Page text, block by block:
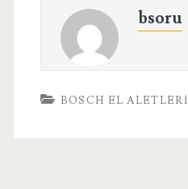
bsoru
BOSCH EL ALETLERI